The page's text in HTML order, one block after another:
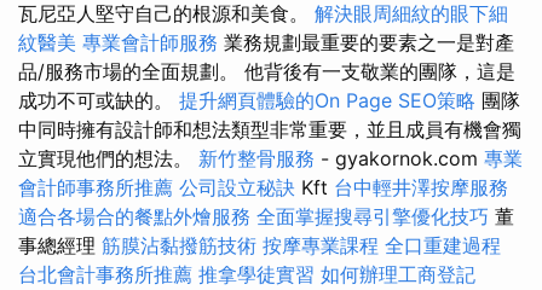
瓦尼亞人堅守自己的根源和美食。 解決眼周細紋的眼下細
紋醫美 專業會計師服務 業務規劃最重要的要素之一是對產
品/服務市場的全面規劃。 他背後有一支敬業的團隊，這是
成功不可或缺的。 提升網頁體驗的On Page SEO策略 團隊
中同時擁有設計師和想法類型非常重要，並且成員有機會獨
立實現他們的想法。 新竹整骨服務 - gyakornok.com 專業
會計師事務所推薦 公司設立秘訣 Kft 台中輕井澤按摩服務
適合各場合的餐點外燴服務 全面掌握搜尋引擎優化技巧 董
事總經理 筋膜沾黏撥筋技術 按摩專業課程 全口重建過程
台北會計事務所推薦 推拿學徒實習 如何辦理工商登記